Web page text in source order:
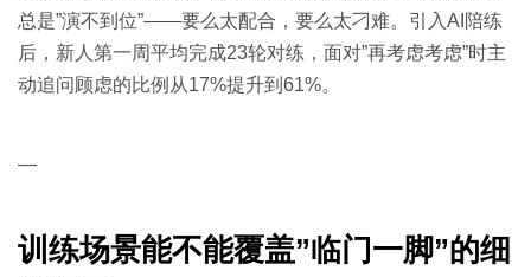
总是”演不到位”——要么太配合，要么太刁难。引入AI陪练
后，新人第一周平均完成23轮对练，面对”再考虑考虑”时主
动追问顾虑的比例从17%提升到61%。
—
训练场景能不能覆盖”临门一脚”的细